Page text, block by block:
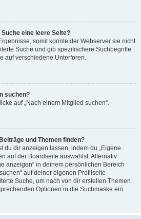
eine leere Seite?
somit konnte der Webserver sie nicht
Suche und gib spezifischere Suchbegriffe
auf verschiedene Unterforen.
suchen?
auf „Nach einem Mitglied suchen“.
und Themen finden?
du dir anzeigen lassen, indem du „Eigene
auf der Boardseite auswählst. Alternativ
anzeigen“ in deinem persönlichen Bereich
auf deiner eigenen Profilseite
Suche, um nach von dir erstellen Themen
Optionen in die Suchmaske ein.